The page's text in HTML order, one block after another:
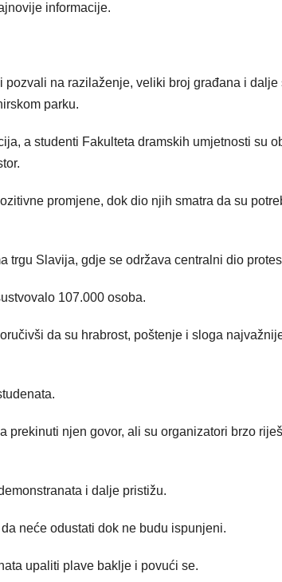
informacije.
pozvali na razilaženje, veliki broj građana i dalje
parku.
a studenti Fakulteta dramskih umjetnosti su
promjene, dok dio njih smatra da su
trgu Slavija, gdje se održava centralni dio
107.000 osoba.
da su hrabrost, poštenje i sloga
prekinuti njen govor, ali su organizatori brzo
i dalje pristižu.
neće odustati dok ne budu ispunjeni.
upaliti plave baklje i povući se.